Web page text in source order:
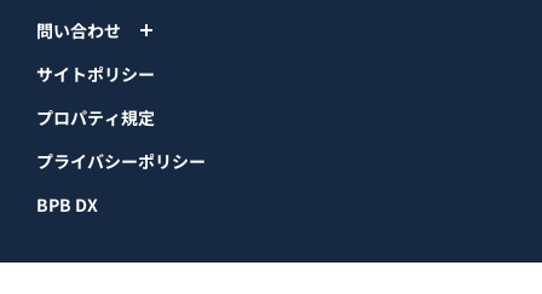
問い合わせ
サイトポリシー
プロパティ規定
プライバシーポリシー
BPB DX